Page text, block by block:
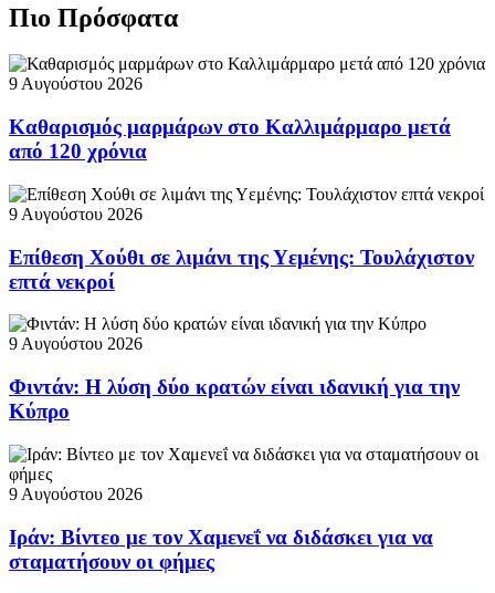
Πιο Πρόσφατα
9 Αυγούστου 2026
Καθαρισμός μαρμάρων στο Καλλιμάρμαρο μετά
από 120 χρόνια
9 Αυγούστου 2026
Επίθεση Χούθι σε λιμάνι της Υεμένης: Τουλάχιστον
επτά νεκροί
9 Αυγούστου 2026
Φιντάν: Η λύση δύο κρατών είναι ιδανική για την
Κύπρο
9 Αυγούστου 2026
Ιράν: Βίντεο με τον Χαμενεΐ να διδάσκει για να
σταματήσουν οι φήμες